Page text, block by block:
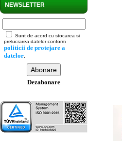
NEWSLETTER
Sunt de acord cu stocarea si
prelucrarea datelor conform
politicii de protejare a
datelor
Dezabonare